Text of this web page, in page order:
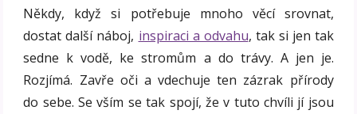
Někdy, když si potřebuje mnoho věcí srovnat,
dostat další náboj, inspiraci a odvahu, tak si jen tak
sedne k vodě, ke stromům a do trávy. A jen je.
Rozjímá. Zavře oči a vdechuje ten zázrak přírody
do sebe. Se vším se tak spojí, že v tuto chvíli jí jsou